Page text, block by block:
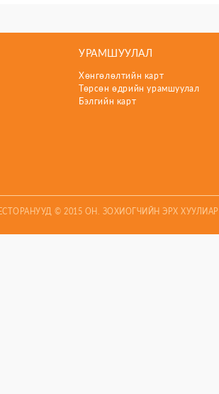
УРАМШУУЛАЛ
Хөнгөлөлтийн карт
Төрсөн өдрийн урамшуулал
Бэлгийн карт
© 2015 ОН. ЗОХИОГЧИЙН ЭРХ